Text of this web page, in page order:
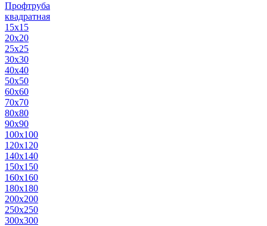
Профтруба
квадратная
15х15
20х20
25х25
30х30
40х40
50х50
60х60
70х70
80х80
90х90
100х100
120х120
140х140
150х150
160х160
180х180
200х200
250х250
300х300